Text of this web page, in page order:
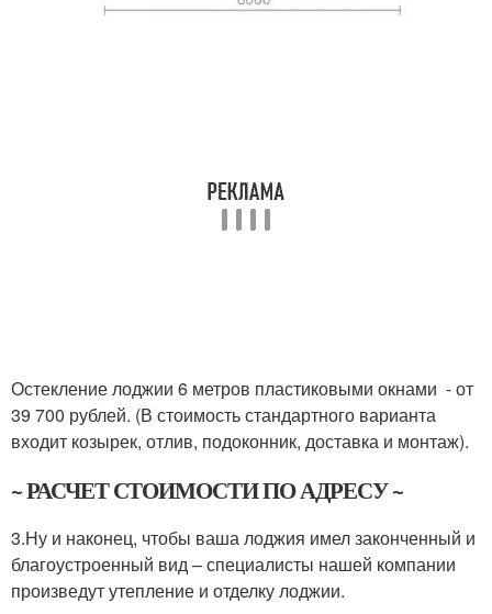
Остекление лоджии 6 метров пластиковыми окнами - от
39 700 рублей. (В стоимость стандартного варианта
входит козырек, отлив, подоконник, доставка и монтаж).
~ РАСЧЕТ СТОИМОСТИ ПО АДРЕСУ ~
3.Ну и наконец, чтобы ваша лоджия имел законченный и
благоустроенный вид – специалисты нашей компании
произведут утепление и отделку лоджии.